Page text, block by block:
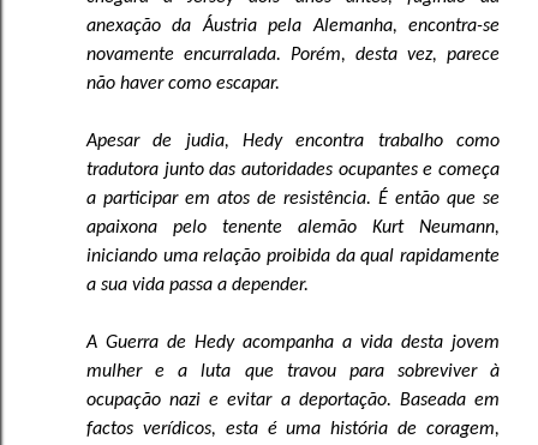
anexação da Áustria pela Alemanha, encontra-se
novamente encurralada. Porém, desta vez, parece
não haver como escapar.
Apesar de judia, Hedy encontra trabalho como
tradutora junto das autoridades ocupantes e começa
a participar em atos de resistência. É então que se
apaixona pelo tenente alemão Kurt Neumann,
iniciando uma relação proibida da qual rapidamente
a sua vida passa a depender.
A Guerra de Hedy acompanha a vida desta jovem
mulher e a luta que travou para sobreviver à
ocupação nazi e evitar a deportação. Baseada em
factos verídicos, esta é uma história de coragem,